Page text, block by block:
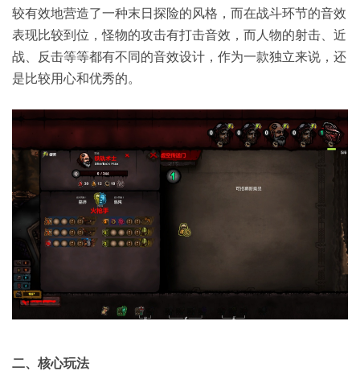
较有效地营造了一种末日探险的风格，而在战斗环节的音效
表现比较到位，怪物的攻击有打击音效，而人物的射击、近
战、反击等等都有不同的音效设计，作为一款独立来说，还
是比较用心和优秀的。
二、 核心玩法